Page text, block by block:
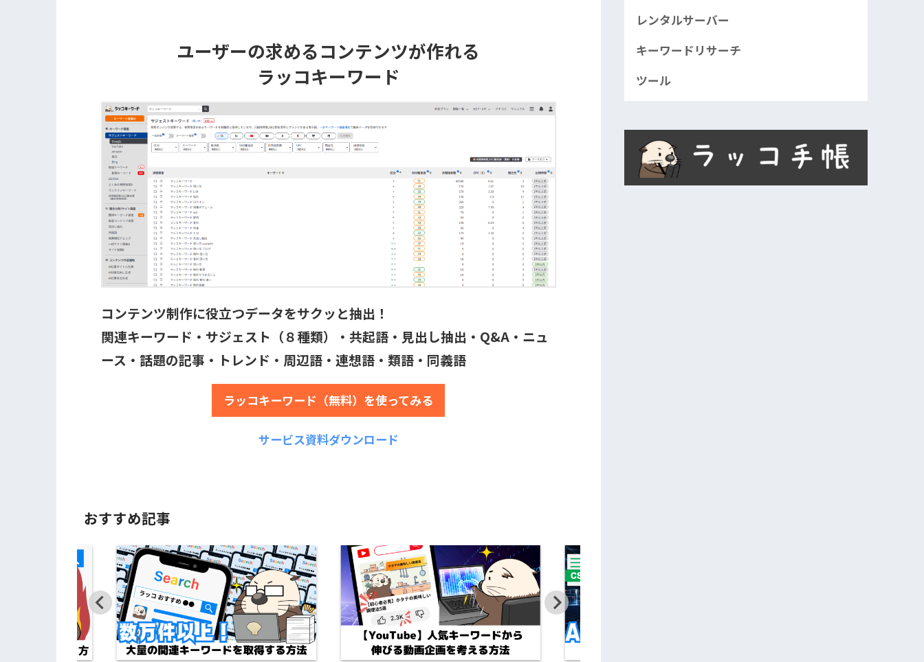
ユーザーの求めるコンテンツが作れる
ラッコキーワード
コンテンツ制作に役立つデータをサクッと抽出！
関連キーワード・サジェスト（８種類）・共起語・見出し抽出・Q&A・ニュ
ース・話題の記事・トレンド・周辺語・連想語・類語・同義語
ラッコキーワード（無料）を使ってみる
サービス資料ダウンロード
おすすめ記事
レンタルサーバー
キーワードリサーチ
ツール